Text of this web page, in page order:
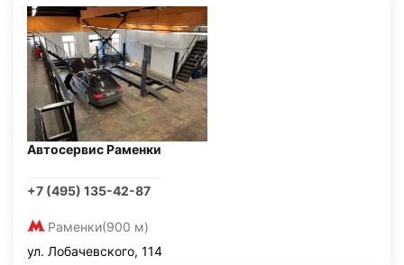
Автосервис Раменки
+7 (495) 135-42-87
Раменки(900 м)
ул. Лобачевского, 114